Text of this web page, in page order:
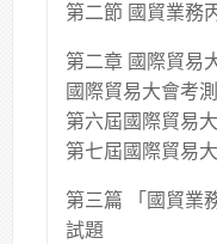
第二節 國貿業務
第二章 國際貿易
國際貿易大會考
第六屆國際貿易
第七屆國際貿易
第三篇 「國貿業
試題